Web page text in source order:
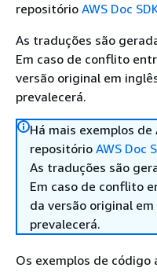
repositório AWS Doc
As traduções são
Em caso de conflito
versão original em
prevalecerá.
Há mais exemplos de
repositório AWS Doc
As traduções são
Em caso de conflito
da versão original
prevalecerá.
Os exemplos de